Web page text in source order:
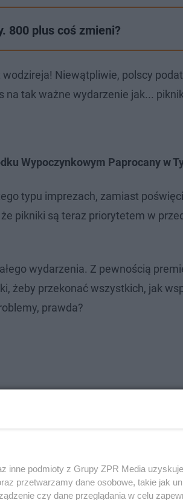
800 plus coś zmieni?
Niewątpliwie, polscy
na tak ważne wydarzenie jak...
Wypoczynkowym Paprocany w
typu imprezach, zamiast
pikniki są teraz priorytetem w
wydarzenia. Z pewnością
żeby przekonać wszystkich, jak
prawda?
inne podmioty z Grupy ZPR Media
przetwarzamy dane osobowe, takie jak
czy dane przeglądania w celu